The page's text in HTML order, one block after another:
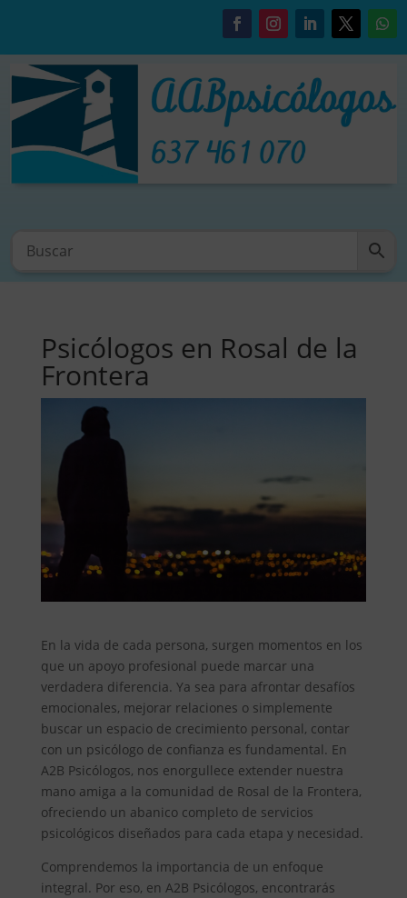
Psicólogos en Rosal de la
Frontera
En la vida de cada persona, surgen momentos en los
que un apoyo profesional puede marcar una
verdadera diferencia. Ya sea para afrontar desafíos
emocionales, mejorar relaciones o simplemente
buscar un espacio de crecimiento personal, contar
con un psicólogo de confianza es fundamental. En
A2B Psicólogos, nos enorgullece extender nuestra
mano amiga a la comunidad de Rosal de la Frontera,
ofreciendo un abanico completo de servicios
psicológicos diseñados para cada etapa y necesidad.
Comprendemos la importancia de un enfoque
integral. Por eso, en A2B Psicólogos, encontrarás